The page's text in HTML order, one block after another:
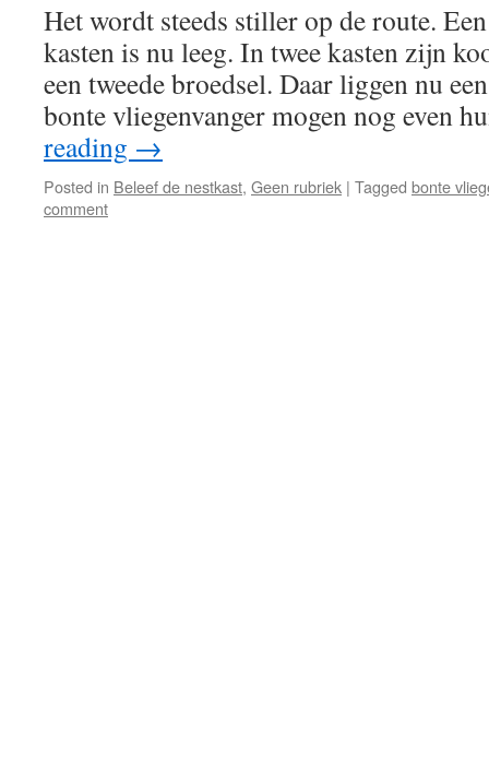
Het wordt steeds stiller op de route.
kasten is nu leeg. In twee kasten zijn
een tweede broedsel. Daar liggen nu
bonte vliegenvanger mogen nog even
reading →
Posted in Beleef de nestkast, Geen rubriek | Tagged bonte
comment